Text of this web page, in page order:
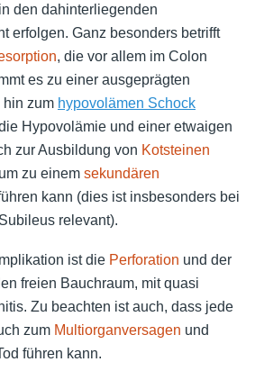
den dahinterliegenden
erfolgen. Ganz besonders betrifft
, die vor allem im Colon
es zu einer ausgeprägten
hin zum hypovolämen Schock
Hypovolämie und einer etwaigen
zur Ausbildung von Kotsteinen
zu einem sekundären
kann (dies ist insbesonders bei
relevant).
ist die Perforation und der
freien Bauchraum, mit quasi
Zu beachten ist auch, dass jede
zum Multiorganversagen und
führen kann.